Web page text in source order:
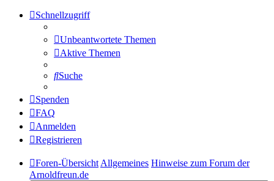
Schnellzugriff
Unbeantwortete Themen
Aktive Themen
Suche
Spenden
FAQ
Anmelden
Registrieren
Foren-ÜbersichtAllgemeines Hinweise zum Forum der
Arnoldfreun.de